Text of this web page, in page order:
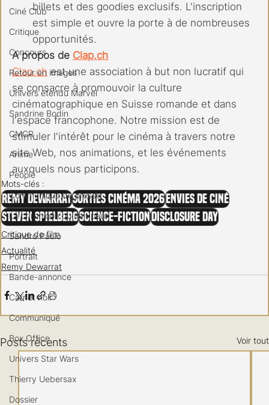
Ciné Club
Critique
Concours
Retour en images
Univers étendu Marvel
Sandrine Bodin
CMCR
Anime
People
Communiqué de presse
La chronique qui fait peur
Sandro Paulo
Portrait
Bande-annonce
Carnet noir
Communiqué
Box Office
Univers Star Wars
Thierry Uebersax
Dossier
billets et des goodies exclusifs. L'inscription
est simple et ouvre la porte à de nombreuses
opportunités.
A propos de Clap.ch
Clap.ch est une association à but non lucratif qui
se consacre à promouvoir la culture
cinématographique en Suisse romande et dans
l'espace francophone. Notre mission est de
stimuler l'intérêt pour le cinéma à travers notre
site Web, nos animations, et les événements
auxquels nous participons.
Mots-clés :
Remy DewarratSorties cinéma 2026 Envies de ciné
Steven SpielbergScience-fiction Disclosure Day
Critique de film
Actualité
Remy Dewarrat
Posts récents Voir tout